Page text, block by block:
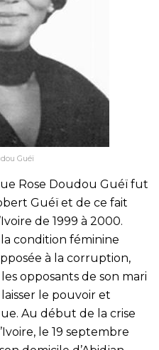
Guéï
Rose Doudou Guéï fut
Guéï et de ce fait
de 1999 à 2000.
condition féminine
à la corruption,
opposants de son mari
le pouvoir et
Au début de la crise
le 19 septembre